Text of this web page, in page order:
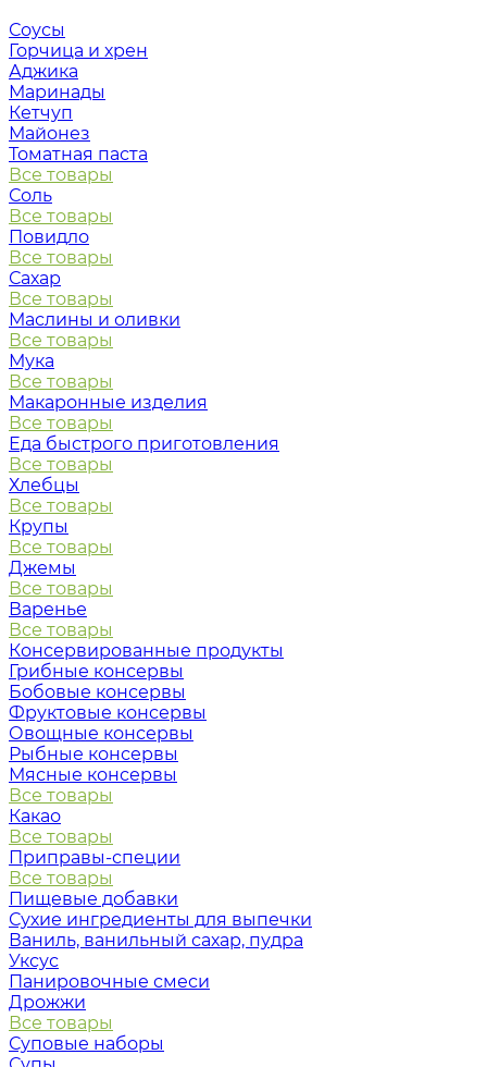
Соусы
Горчица и хрен
Аджика
Маринады
Кетчуп
Майонез
Томатная паста
Все товары
Соль
Все товары
Повидло
Все товары
Сахар
Все товары
Маслины и оливки
Все товары
Мука
Все товары
Макаронные изделия
Все товары
Еда быстрого приготовления
Все товары
Хлебцы
Все товары
Крупы
Все товары
Джемы
Все товары
Варенье
Все товары
Консервированные продукты
Грибные консервы
Бобовые консервы
Фруктовые консервы
Овощные консервы
Рыбные консервы
Мясные консервы
Все товары
Какао
Все товары
Приправы-специи
Все товары
Пищевые добавки
Сухие ингредиенты для выпечки
Ваниль, ванильный сахар, пудра
Уксус
Панировочные смеси
Дрожжи
Все товары
Суповые наборы